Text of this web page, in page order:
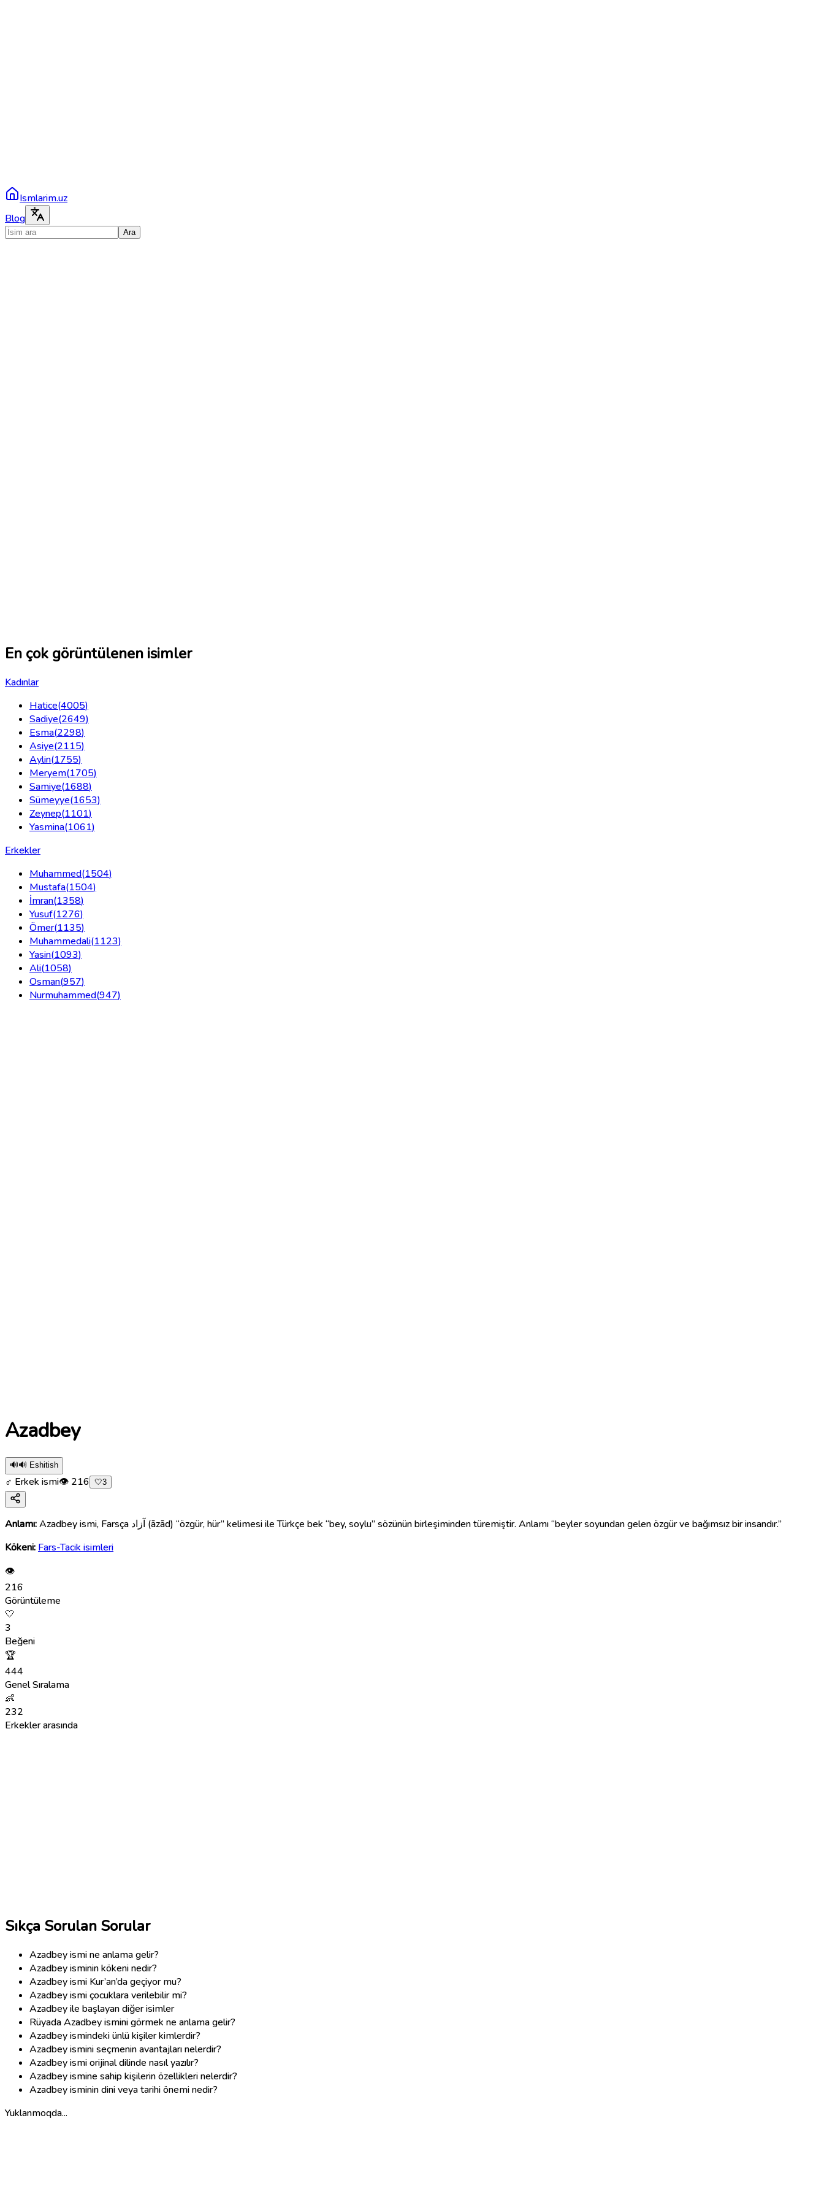
Ismlarim.uz
Blog
Ara
En çok görüntülenen isimler
Kadınlar
Hatice(4005)
Sadiye(2649)
Esma(2298)
Asiye(2115)
Aylin(1755)
Meryem(1705)
Samiye(1688)
Sümeyye(1653)
Zeynep(1101)
Yasmina(1061)
Erkekler
Muhammed(1504)
Mustafa(1504)
İmran(1358)
Yusuf(1276)
Ömer(1135)
Muhammedali(1123)
Yasin(1093)
Ali(1058)
Osman(957)
Nurmuhammed(947)
Azadbey
🔊🔊 Eshitish
♂ Erkek ismi👁 216 🤍3
Anlamı:
Azadbey ismi, Farsça آزاد (āzād) “özgür, hür” kelimesi ile Türkçe bek “bey, soylu” sözünün birleşiminden türemiştir. Anlamı “beyler soyundan gelen özgür ve bağımsız bir insandır.”
Kökeni: Fars-Tacik isimleri
👁
216
Görüntüleme
🤍
3
Beğeni
🏆
444
Genel Sıralama
👶
232
Erkekler arasında
Sıkça Sorulan Sorular
Azadbey ismi ne anlama gelir?
Azadbey isminin kökeni nedir?
Azadbey ismi Kur’an’da geçiyor mu?
Azadbey ismi çocuklara verilebilir mi?
Azadbey ile başlayan diğer isimler
Rüyada Azadbey ismini görmek ne anlama gelir?
Azadbey ismindeki ünlü kişiler kimlerdir?
Azadbey ismini seçmenin avantajları nelerdir?
Azadbey ismi orijinal dilinde nasıl yazılır?
Azadbey ismine sahip kişilerin özellikleri nelerdir?
Azadbey isminin dini veya tarihi önemi nedir?
Yuklanmoqda...